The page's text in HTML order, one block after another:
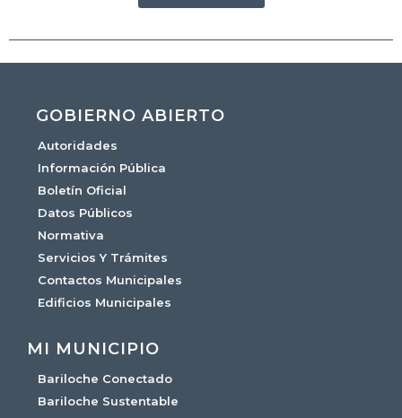
GOBIERNO ABIERTO
Autoridades
Información Pública
Boletín Oficial
Datos Públicos
Normativa
Servicios Y Trámites
Contactos Municipales
Edificios Municipales
MI MUNICIPIO
Bariloche Conectado
Bariloche Sustentable